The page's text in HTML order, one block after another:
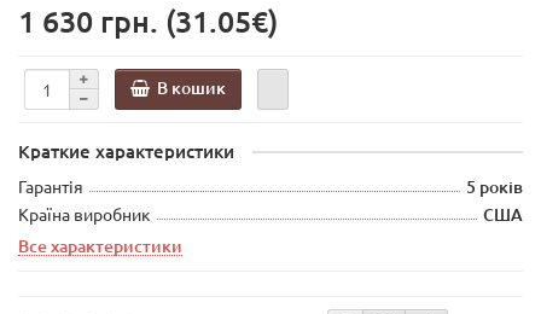
1 630 грн. (31.05€)
В кошик
Краткие характеристики
Гарантія 5 років
Країна виробник
США
Все характеристики